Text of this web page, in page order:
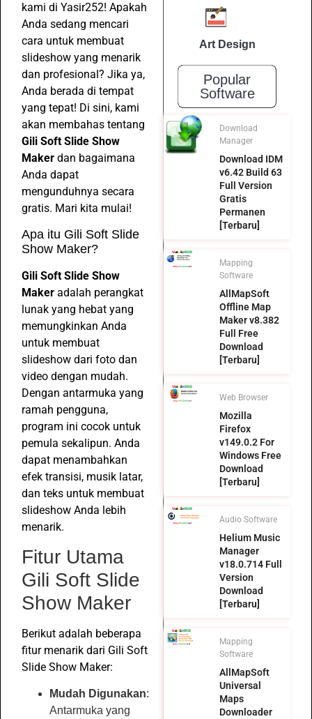
kami di Yasir252! Apakah
Anda sedang mencari
cara untuk membuat
slideshow yang menarik
dan profesional? Jika ya,
Anda berada di tempat
yang tepat! Di sini, kami
akan membahas tentang
Gili Soft Slide Show
Maker dan bagaimana
Anda dapat
mengunduhnya secara
gratis. Mari kita mulai!
Apa itu Gili Soft Slide
Show Maker?
Gili Soft Slide Show
Maker adalah perangkat
lunak yang hebat yang
memungkinkan Anda
untuk membuat
slideshow dari foto dan
video dengan mudah.
Dengan antarmuka yang
ramah pengguna,
program ini cocok untuk
pemula sekalipun. Anda
dapat menambahkan
efek transisi, musik latar,
dan teks untuk membuat
slideshow Anda lebih
menarik.
Fitur Utama
Gili Soft Slide
Show Maker
Berikut adalah beberapa
fitur menarik dari Gili Soft
Slide Show Maker:
Mudah Digunakan:
Antarmuka yang
Art Design
Popular
Software
Download
Manager
Download IDM
v6.42 Build 63
Full Version
Gratis
Permanen
[Terbaru]
Mapping
Software
AllMapSoft
Offline Map
Maker v8.382
Full Free
Download
[Terbaru]
Web Browser
Mozilla
Firefox
v149.0.2 For
Windows Free
Download
[Terbaru]
Audio Software
Helium Music
Manager
v18.0.714 Full
Version
Download
[Terbaru]
Mapping
Software
AllMapSoft
Universal
Maps
Downloader